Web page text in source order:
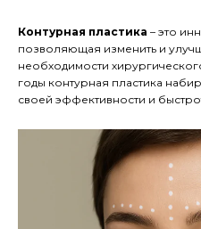
Контурная пластика – это
позволяющая изменить и
необходимости
годы контурная пластика
своей эффективности и